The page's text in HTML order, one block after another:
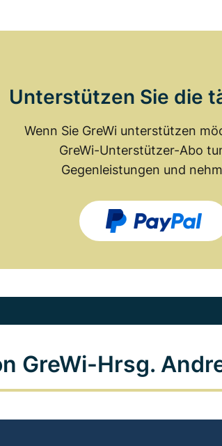
Unterstützen Sie die
Wenn Sie GreWi unterstützen
GreWi-Unterstützer-Abo
Gegenleistungen und
GreWi-Hrsg.